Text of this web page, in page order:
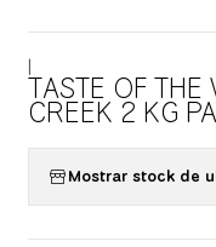
TASTE OF THE
CREEK 2 KG
Mostrar stock de